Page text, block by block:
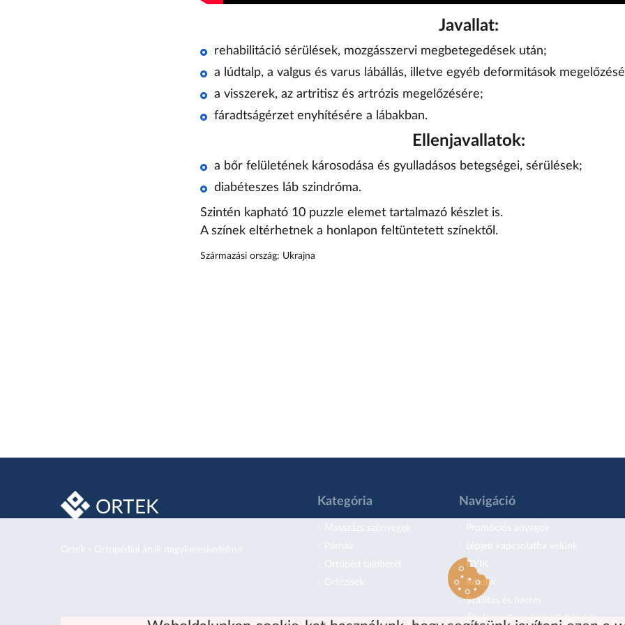
Javallat:
rehabilitáció sérülések, mozgásszervi megbetegedések után;
a lúdtalp, a valgus és varus lábállás, illetve egyéb deformitások
a visszerek, az artritisz és artrózis megelőzésére;
fáradtságérzet enyhítésére a lábakban.
Ellenjavallatok:
a bőr felületének károsodása és gyulladásos betegségei, sérülések;
diabéteszes láb szindróma.
Szintén kapható 10 puzzle elemet tartalmazó készlet is.
A színek eltérhetnek a honlapon feltüntetett színektől.
Származási ország: Ukrajna
ORTEK
Ortek - Ortopédiai áruk nagykereskedelme
Kategória
Masszázs szőnyegek
Párnák
Ortopéd talpbetét
Ortézisek
Navigáció
Promóciós anyagok
Lépjen kapcsolatba velünk
GYIK
Rólunk
Szállítás és fizetés
Általános Szerződési Feltételek